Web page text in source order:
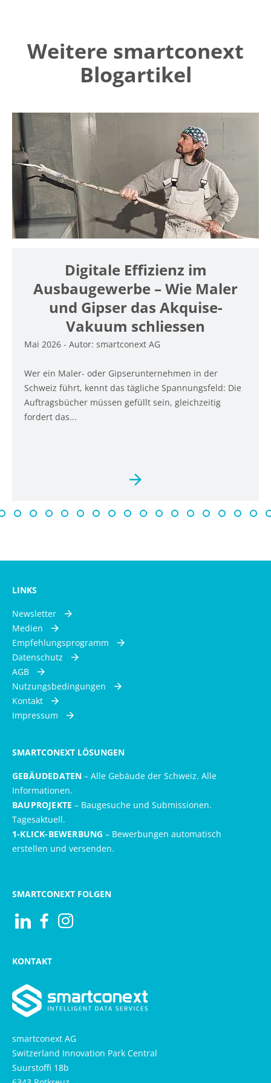
Weitere smartconext
Blogartikel
Digitale Effizienz im
Ausbaugewerbe – Wie Maler
und Gipser das Akquise-
Vakuum schliessen
Mai 2026 - Autor: smartconext AG
Wer ein Maler- oder Gipserunternehmen in der
Schweiz führt, kennt das tägliche Spannungsfeld: Die
Auftragsbücher müssen gefüllt sein, gleichzeitig
fordert das...
LINKS
Newsletter
Medien
Empfehlungsprogramm
Datenschutz
AGB
Nutzungsbedingungen
Kontakt
Impressum
SMARTCONEXT LÖSUNGEN
GEBÄUDEDATEN – Alle Gebäude der Schweiz. Alle
Informationen.
BAUPROJEKTE – Baugesuche und Submissionen.
Tagesaktuell.
1-KLICK-BEWERBUNG – Bewerbungen automatisch
erstellen und versenden.
SMARTCONEXT FOLGEN
KONTAKT
smartconext AG
Switzerland Innovation Park Central
Suurstoffi 18b